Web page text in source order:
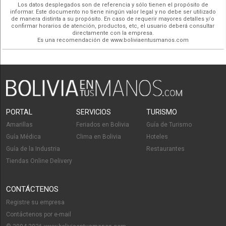
Los datos desplegados son de referencia y sólo tienen el propósito de
informar. Este documento no tiene ningún valor legal y no debe ser utilizado
de manera distinta a su propósito. En caso de requerir mayores detalles y/o
confirmar horarios de atención, productos, etc, el usuario deberá consultar
directamente con la empresa.
Es una recomendación de www.boliviaentusmanos.com
PORTAL
Amarillas
Guía Médica
Guía de la Industria
Tiendas Online Delivery
SERVICIOS
Feriados en Bolivia
Clima en Bolivia
TURISMO
Guía de Turismo
Hoteles
Restaurantes
CONTÁCTENOS
Registre su empresa
Contáctenos por e-mail